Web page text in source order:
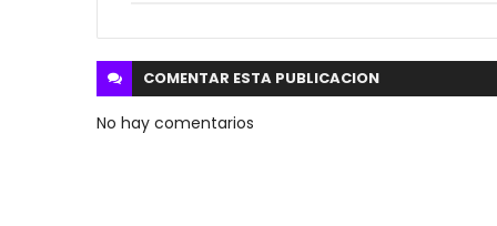
COMENTAR ESTA PUBLICACION
No hay comentarios